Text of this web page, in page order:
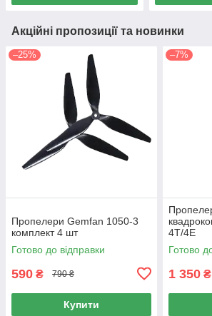
Акційні пропозиції та новинки
–25%
Пропелери Gemfan 1050-3
комплект 4 шт
Готово до відправки
590 ₴ 790 ₴
Купити
–7%
4T/4E
Готово
1 350 ₴